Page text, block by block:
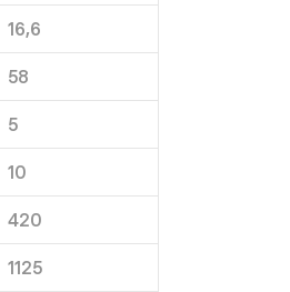
16,6
58
5
10
420
1125